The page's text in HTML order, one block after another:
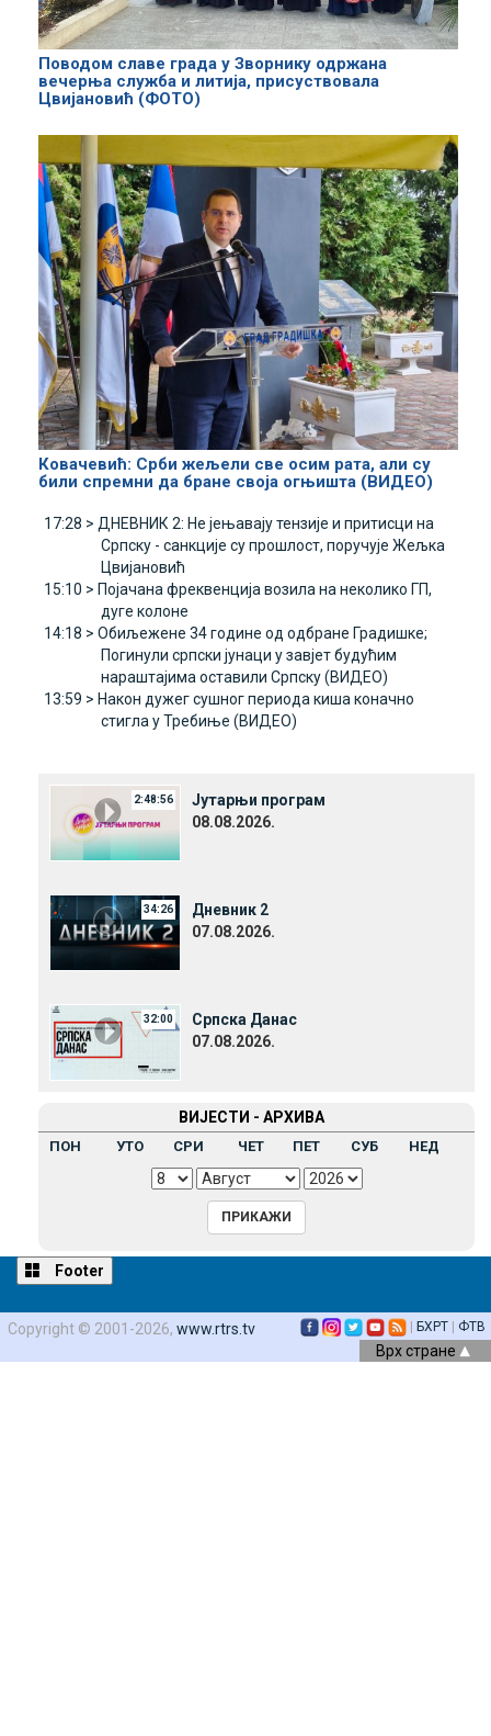
Поводом славе града у Зворнику одржана
вечерња служба и литија, присуствовала
Цвијановић (ФОТО)
Ковачевић: Срби жељели све осим рата, али су
били спремни да бране своја огњишта (ВИДЕО)
17:28 > ДНЕВНИК 2: Не јењавају тензије и притисци на
Српску - санкције су прошлост, поручује Жељка
Цвијановић
15:10 > Појачана фреквенција возила на неколико ГП,
дуге колоне
14:18 > Обиљежене 34 године од одбране Градишке;
Погинули српски јунаци у завјет будућим
нараштајима оставили Српску (ВИДЕО)
13:59 > Након дужег сушног периода киша коначно
стигла у Требиње (ВИДЕО)
2:48:56
Јутарњи програм
08.08.2026.
34:26
Дневник 2
07.08.2026.
32:00
Српска Данас
07.08.2026.
ВИЈЕСТИ - АРХИВА
ПОН УТО СРИ ЧЕТ ПЕТ СУБ НЕД
Footer
Copyright © 2001-2026, www.rtrs.tv БХРТ ФТВ
Врх стране